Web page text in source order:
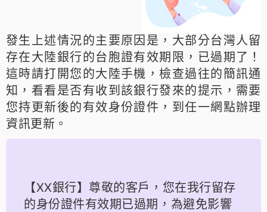
發生上述情況的主要原因是，大部分台灣人留
存在大陸銀行的台胞證有效期限，已過期了！
這時請打開您的大陸手機，檢查過往的簡訊通
知，看看是否有收到該銀行發來的提示，需要
您持更新後的有效身份證件，到任一網點辦理
資訊更新。
【XX銀行】尊敬的客戶，您在我行留存
的身份證件有效期已過期，為避免影響